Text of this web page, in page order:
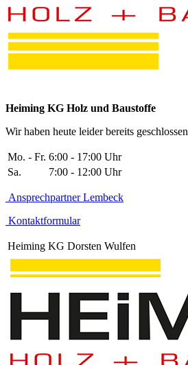
Heiming KG Holz und Baustoffe
Wir haben heute leider bereits geschlossen
Mo. - Fr. 6:00 - 17:00 Uhr
Sa.
7:00 - 12:00 Uhr
Ansprechpartner Lembeck
Kontaktformular
Heiming KG Dorsten Wulfen